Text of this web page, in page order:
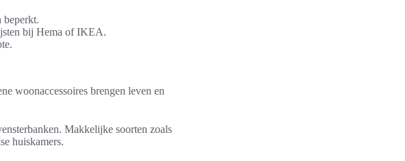
beperkt.
bij Hema of IKEA.
woonaccessoires brengen leven en
Makkelijke soorten zoals
huiskamers.